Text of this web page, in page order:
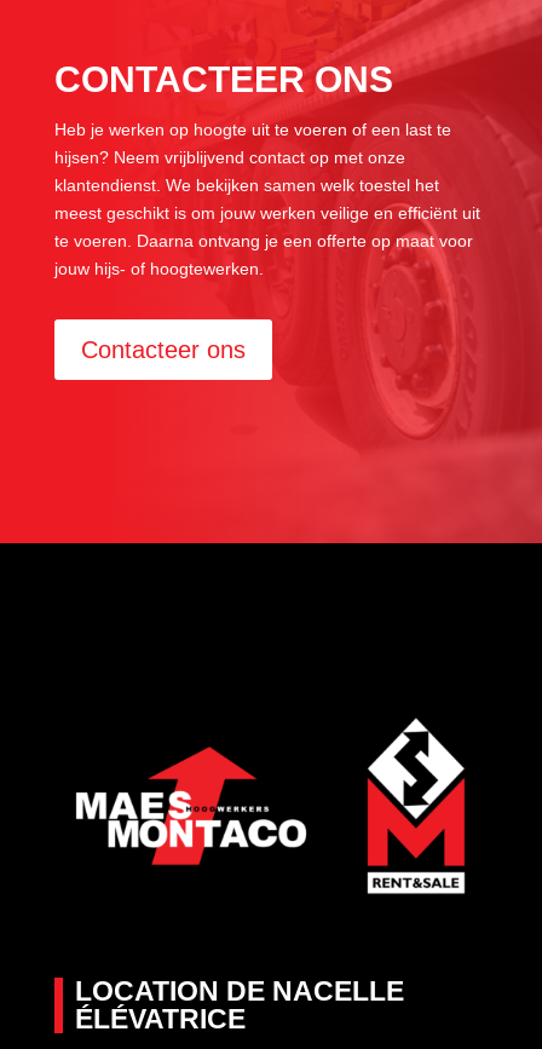
CONTACTEER ONS
Heb je werken op hoogte uit te voeren of een last te
hijsen? Neem vrijblijvend contact op met onze
klantendienst. We bekijken samen welk toestel het
meest geschikt is om jouw werken veilige en efficiënt uit
te voeren. Daarna ontvang je een offerte op maat voor
jouw hijs- of hoogtewerken.
Contacteer ons
LOCATION DE NACELLE
ÉLÉVATRICE